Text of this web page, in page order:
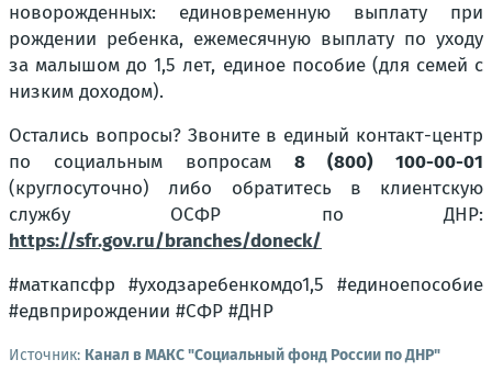
новорожденных: единовременную выплату при
рождении ребенка, ежемесячную выплату по уходу
за малышом до 1,5 лет, единое пособие (для семей с
низким доходом).
Остались вопросы? Звоните в единый контакт-центр
по социальным вопросам 8 (800) 100-00-01
(круглосуточно) либо обратитесь в клиентскую
службу ОСФР по ДНР:
https://sfr.gov.ru/branches/doneck/
#маткапсфр #уходзаребенкомдо1,5 #единоепособие
#едвприрождении #СФР #ДНР
Источник: Канал в МАКС "Социальный фонд России по ДНР"